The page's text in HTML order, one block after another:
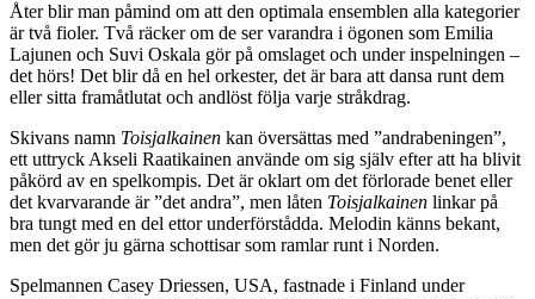
Åter blir man påmind om att den optimala ensemblen alla kategorier
är två fioler. Två räcker om de ser varandra i ögonen som Emilia
Lajunen och Suvi Oskala gör på omslaget och under inspelningen –
det hörs! Det blir då en hel orkester, det är bara att dansa runt dem
eller sitta framåtlutat och andlöst följa varje stråkdrag.
Skivans namn Toisjalkainen kan översättas med ”andrabeningen”,
ett uttryck Akseli Raatikainen använde om sig själv efter att ha blivit
påkörd av en spelkompis. Det är oklart om det förlorade benet eller
det kvarvarande är ”det andra”, men låten Toisjalkainen linkar på
bra tungt med en del ettor underförstådda. Melodin känns bekant,
men det gör ju gärna schottisar som ramlar runt i Norden.
Spelmannen Casey Driessen, USA, fastnade i Finland under